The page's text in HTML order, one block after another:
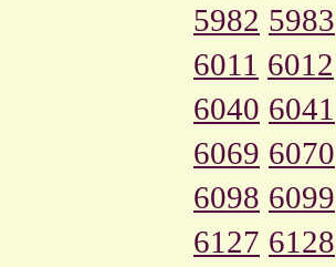
5982 5983
6011 6012
6040 6041
6069 6070
6098 6099
6127 6128